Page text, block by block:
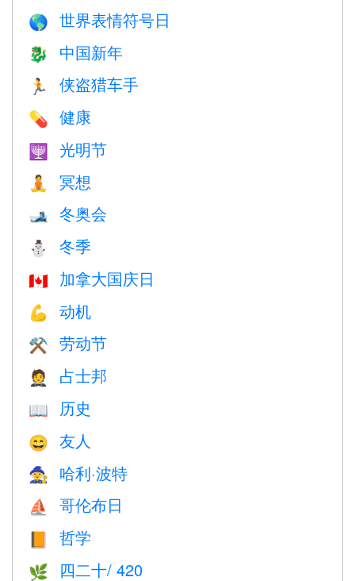
🌎 世界表情符号日
🐉 中国新年
🏃 侠盗猎车手
💊 健康
🕎 光明节
🧘 冥想
🎿 冬奥会
⛄ 冬季
🇨🇦 加拿大国庆日
💪 动机
⚒️ 劳动节
🤵 占士邦
📖 历史
😄 友人
🧙 哈利·波特
⛵️ 哥伦布日
📙 哲学
🌿 四二十/ 420